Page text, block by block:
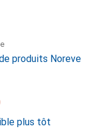
produits Noreve
plus tôt